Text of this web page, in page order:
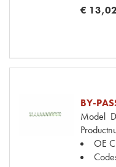
€ 13,02
BY-
Model
OE